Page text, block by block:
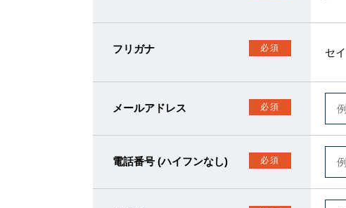
フリガナ 必須 セイ
メールアドレス 必須
電話番号 (ハイフンなし) 必須